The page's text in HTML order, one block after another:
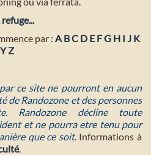
par : A BC D E FG H I J K
YZ
ce site ne pourront en aucun
de Randozone et des personnes
Randozone décline toute
et ne pourra etre tenu pour
que ce soit. Informations à
.